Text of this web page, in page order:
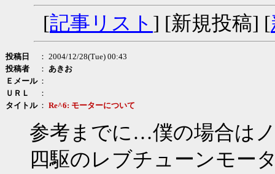
[記事リスト ] [新規投稿] [
投稿日
： 2004/12/28(Tue) 00:43
投稿者
： あきお
Ｅメール ：
ＵＲＬ
：
タイトル ： Re^6: モーターについて
参考までに…僕の場合は
四駆のレブチューンモー